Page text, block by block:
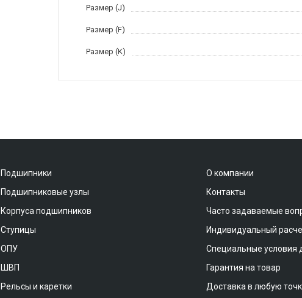
Размер (J)
Размер (F)
Размер (K)
Подшипники
Подшипниковые узлы
Корпуса подшипников
Ступицы
ОПУ
ШВП
Рельсы и каретки
О компании
Контакты
Часто задаваемые
Индивидуальный
Специальные условия
Гарантия на товар
Доставка в любую